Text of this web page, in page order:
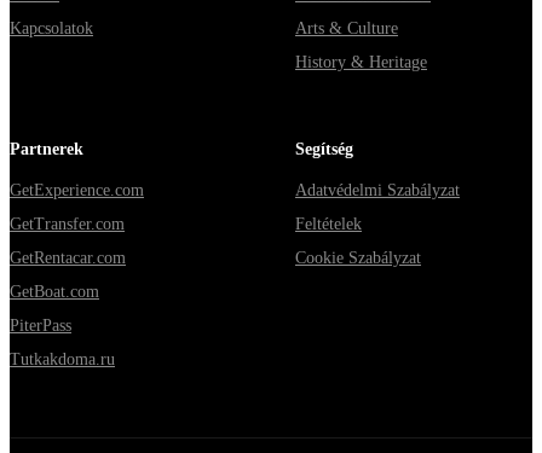
Kapcsolatok
Arts & Culture
History & Heritage
Partnerek
GetExperience.com
GetTransfer.com
GetRentacar.com
GetBoat.com
PiterPass
Tutkakdoma.ru
Segítség
Adatvédelmi Szabályzat
Feltételek
Cookie Szabályzat